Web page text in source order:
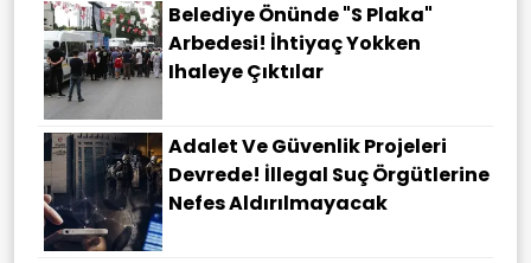
Belediye Önünde "S Plaka"
Arbedesi! İhtiyaç Yokken
Ihaleye Çıktılar
Adalet Ve Güvenlik Projeleri
Devrede! İllegal Suç Örgütlerine
Nefes Aldırılmayacak